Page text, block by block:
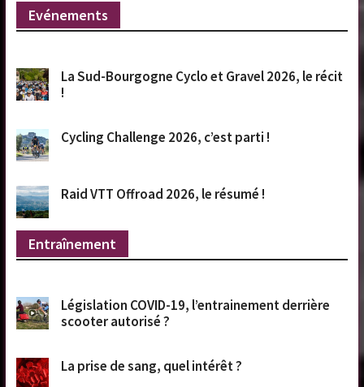
Evénements
La Sud-Bourgogne Cyclo et Gravel 2026, le récit
!
Cycling Challenge 2026, c’est parti !
Raid VTT Offroad 2026, le résumé !
Entraînement
Législation COVID-19, l’entrainement derrière
scooter autorisé ?
La prise de sang, quel intérêt ?